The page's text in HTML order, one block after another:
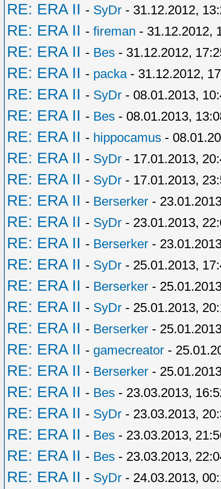
RE: ERA II - SyDr - 31.12.2012,
RE: ERA II - fireman - 31.12.2012,
RE: ERA II - Bes - 31.12.2012,
RE: ERA II - packa- 31.12.2012,
RE: ERA II - SyDr - 08.01.2013,
RE: ERA II - Bes - 08.01.2013,
RE: ERA II - hippocamus -
RE: ERA II - SyDr - 17.01.2013,
RE: ERA II - SyDr - 17.01.2013,
RE: ERA II - Berserker -
RE: ERA II - SyDr - 23.01.2013,
RE: ERA II - Berserker -
RE: ERA II - SyDr - 25.01.2013,
RE: ERA II - Berserker -
RE: ERA II - SyDr - 25.01.2013,
RE: ERA II - Berserker -
RE: ERA II - gamecreator -
RE: ERA II - Berserker -
RE: ERA II - Bes - 23.03.2013,
RE: ERA II - SyDr - 23.03.2013,
RE: ERA II - Bes - 23.03.2013,
RE: ERA II - Bes - 23.03.2013,
RE: ERA II - SyDr - 24.03.2013,